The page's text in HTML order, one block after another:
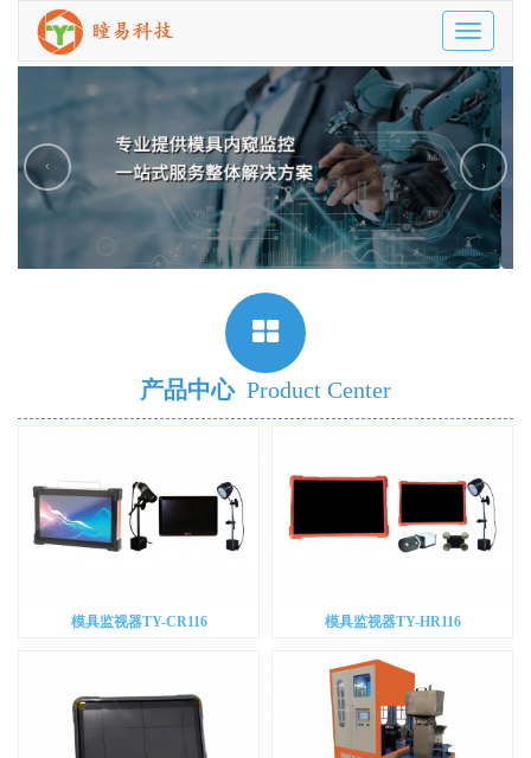
Toggle
‹ ›
产品中心 Product Center
模具监视器TY-CR116 模具监视器TY-HR116